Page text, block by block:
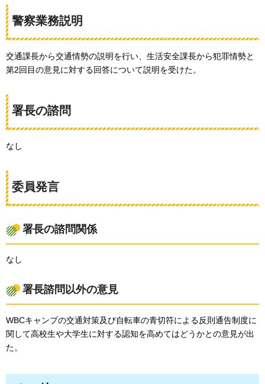
警察業務説明
交通課長から交通情勢の説明を行い、生活安全課長から犯罪情勢と
第2回目の意見に対する回答について説明を受けた。
署長の諮問
なし
委員発言
署長の諮問関係
なし
署長諮問以外の意見
WBCキャンプの交通対策及び自転車の青切符による反則通告制度に
関して高校生や大学生に対する認知を高めてはどうかとの意見が出
た。